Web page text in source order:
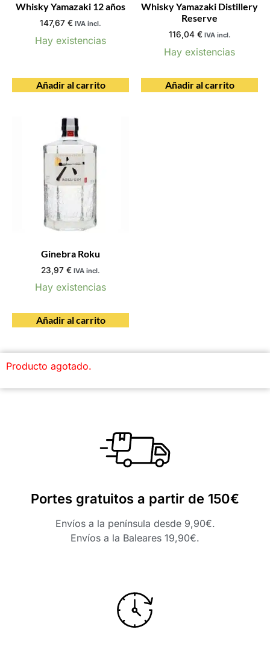
Whisky Yamazaki 12 años
147,67 € IVA incl.
Hay existencias
Añadir al carrito
Whisky Yamazaki Distillery
Reserve
116,04 € IVA incl.
Hay existencias
Añadir al carrito
Ginebra Roku
23,97 € IVA incl.
Hay existencias
Añadir al carrito
Producto agotado.
Portes gratuitos a partir de 150€
Envíos a la península desde 9,90€.
Envíos a la Baleares 19,90€.